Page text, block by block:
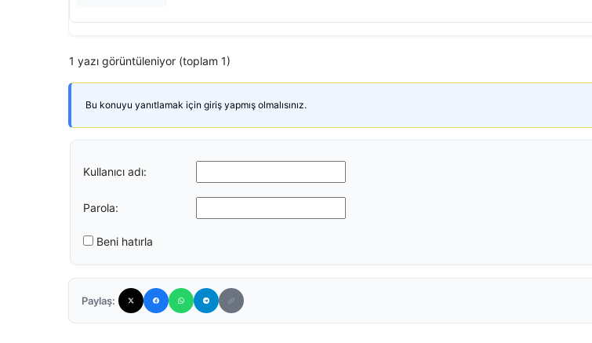
1 yazı görüntüleniyor (toplam 1)
Bu konuyu yanıtlamak için giriş yapmış olmalısınız.
Kullanıcı adı:
Parola:
Beni hatırla
Paylaş: